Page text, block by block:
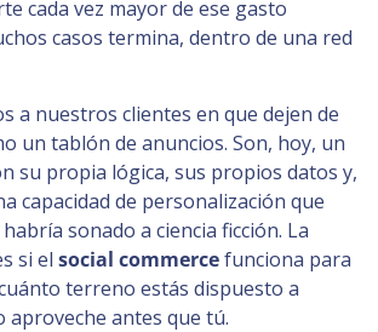
cada vez mayor de ese gasto
casos termina, dentro de una red
a nuestros clientes en que dejen de
un tablón de anuncios. Son, hoy, un
su propia lógica, sus propios datos y,
capacidad de personalización que
sonado a ciencia ficción. La
si el social commercefunciona para
terreno estás dispuesto a
aproveche antes que tú.